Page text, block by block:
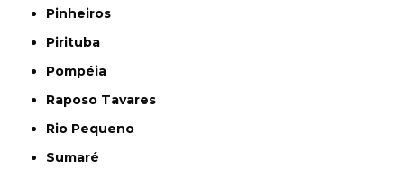
Pinheiros
Pirituba
Pompéia
Raposo Tavares
Rio Pequeno
Sumaré